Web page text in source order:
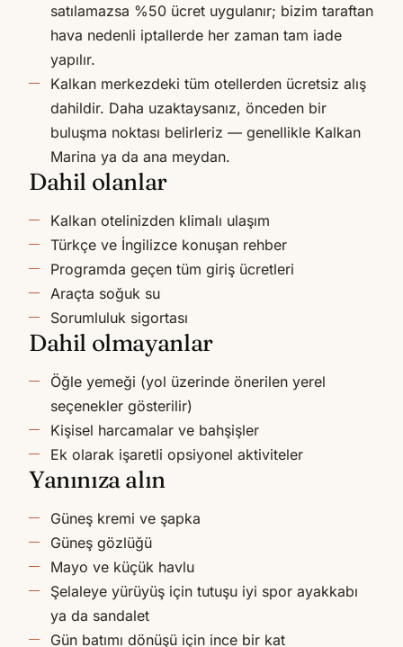
satılamazsa %50 ücret uygulanır; bizim taraftan
hava nedenli iptallerde her zaman tam iade
yapılır.
Kalkan merkezdeki tüm otellerden ücretsiz alış
dahildir. Daha uzaktaysanız, önceden bir
buluşma noktası belirleriz — genellikle Kalkan
Marina ya da ana meydan.
Dahil olanlar
Kalkan otelinizden klimalı ulaşım
Türkçe ve İngilizce konuşan rehber
Programda geçen tüm giriş ücretleri
Araçta soğuk su
Sorumluluk sigortası
Dahil olmayanlar
Öğle yemeği (yol üzerinde önerilen yerel
seçenekler gösterilir)
Kişisel harcamalar ve bahşişler
Ek olarak işaretli opsiyonel aktiviteler
Yanınıza alın
Güneş kremi ve şapka
Güneş gözlüğü
Mayo ve küçük havlu
Şelaleye yürüyüş için tutuşu iyi spor ayakkabı
ya da sandalet
Gün batımı dönüşü için ince bir kat